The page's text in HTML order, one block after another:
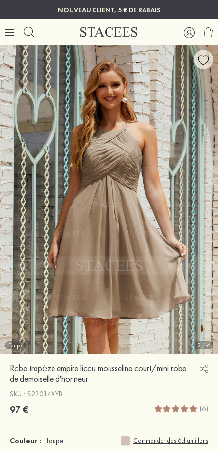
NOUVEAU CLIENT, 5 € DE RABAIS
Taupe 2 /6
Robe trapèze empire licou mousseline court/mini robe
de demoiselle d'honneur
SKU : S22014XYB
97 € (6)
Couleur : Taupe Commander des échantillons